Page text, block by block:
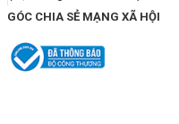
GÓC CHIA SẺ MẠNG XÃ HỘI